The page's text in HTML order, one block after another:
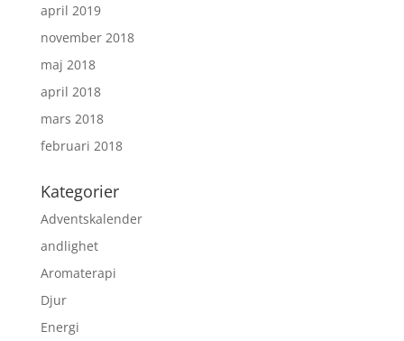
april 2019
november 2018
maj 2018
april 2018
mars 2018
februari 2018
Kategorier
Adventskalender
andlighet
Aromaterapi
Djur
Energi